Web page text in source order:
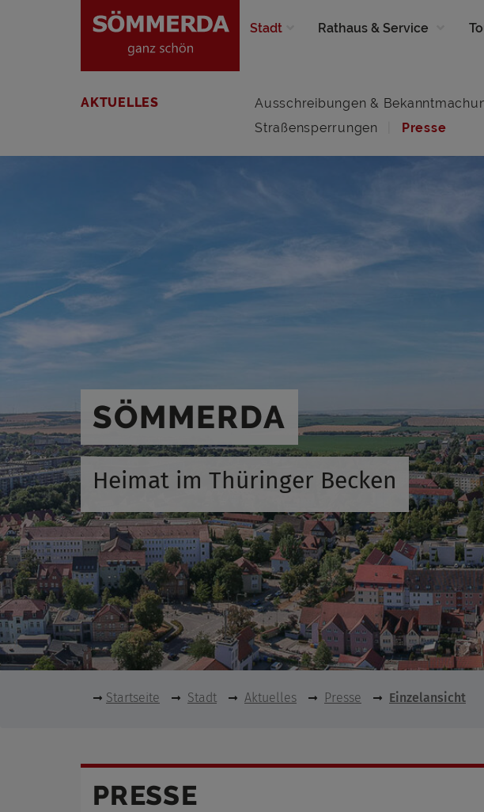
Stadt Rathaus & Service
AKTUELLES Ausschreibungen &
Straßensperrungen
Presse
SÖMMERDA
Heimat im Thüringer Becken
Startseite Stadt Aktuelles Presse Einzelansicht
PRESSE